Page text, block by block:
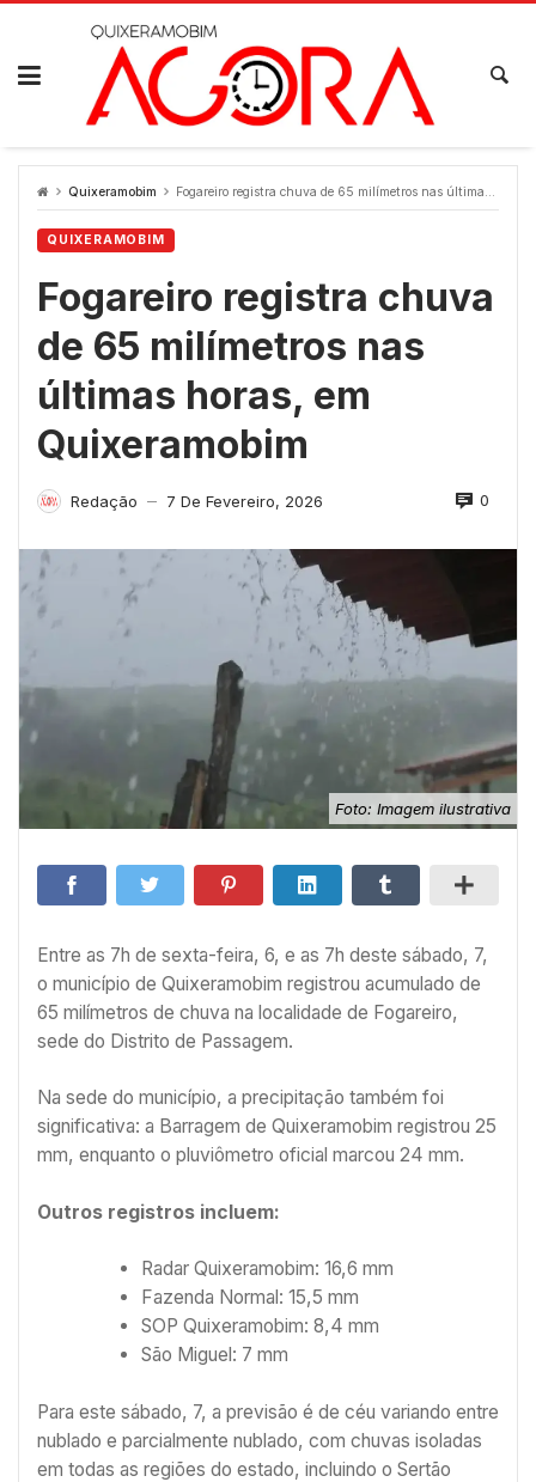
Skip
Quixeramobim Fogareiro registra chuva de 65 milímetros nas últimas horas, em Quixeramobim
QUIXERAMOBIM
Fogareiro registra chuva
de 65 milímetros nas
últimas horas, em
Quixeramobim
Redação — 7 De Fevereiro, 2026 0
Foto: Imagem ilustrativa
Entre as 7h de sexta-feira, 6, e as 7h deste sábado, 7,
o município de Quixeramobim registrou acumulado de
65 milímetros de chuva na localidade de Fogareiro,
sede do Distrito de Passagem.
Na sede do município, a precipitação também foi
significativa: a Barragem de Quixeramobim registrou 25
mm, enquanto o pluviômetro oficial marcou 24 mm.
Outros registros incluem:
Radar Quixeramobim: 16,6 mm
Fazenda Normal: 15,5 mm
SOP Quixeramobim: 8,4 mm
São Miguel: 7 mm
Para este sábado, 7, a previsão é de céu variando entre
nublado e parcialmente nublado, com chuvas isoladas
em todas as regiões do estado, incluindo o Sertão